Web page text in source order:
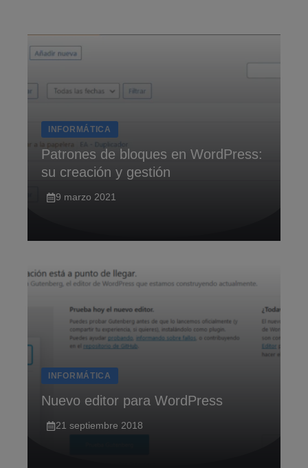
contenido
INFORMÁTICA
Patrones de bloques en WordPress:
su creación y gestión
9 marzo 2021
INFORMÁTICA
Nuevo editor para WordPress
21 septiembre 2018